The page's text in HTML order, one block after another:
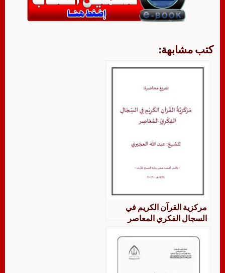
كتب مشابهة:
مركزية القرآن الكريم في
السجال الفكري المعاصر